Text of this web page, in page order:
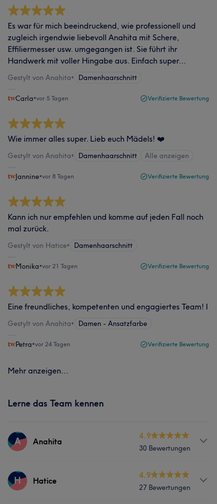
Es war für mich beeindruckend, wie professionell und
zugleich irgendwie liebevoll Anahita mit Schere,
Effiliermesser usw. umgegangen ist. Sie führt ihr
Handwerk mit voller Hingabe aus. Einfach super...
Gestylt von Anahita• Damenhaarschnitt
Carla•vor 5 Tagen Verifizierte Bewertung
Wie immer alles super. Lieb euch Mädels! ❤️
Gestylt von Anahita• Damenhaarschnitt Alle anzeigen
Jannine•vor 8 Tagen Verifizierte Bewertung
Kann ich nur empfehlen und komme auf jeden Fall noch
mal zurück.
Gestylt von Hatice• Damenhaarschnitt
Monika•vor 21 Tagen Verifizierte Bewertung
Eine freundliches, kompetenten und engagiertes Team! I
Gestylt von Anahita• Damen - Ansatzfarbe
Petra•vor 24 Tagen Verifizierte Bewertung
Mehr anzeigen...
Lerne das Team kennen
A Anahita
4.9
30 Bewertungen
Services
H Hatice
4.9
27 Bewertungen